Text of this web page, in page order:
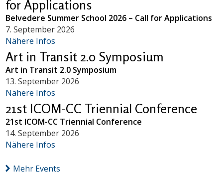
for Applications
Belvedere Summer School 2026 – Call for Applications
7. September 2026
Nähere Infos
Art in Transit 2.0 Symposium
Art in Transit 2.0 Symposium
13. September 2026
Nähere Infos
21st ICOM-CC Triennial Conference
21st ICOM-CC Triennial Conference
14. September 2026
Nähere Infos
Mehr Events